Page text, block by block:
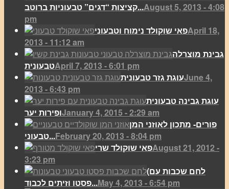
קציצות “דגים” טבעוניות ברוטב...August 5, 2013 - 4:08
pm
פאי שוקולד נימוח וטבעוניApril 18,
2013 - 11:12 am
גבינת מוצרלה
טבעוניתApril 7, 2013 - 6:01 pm
עוגת גזר טבעוניתJune 4,
2013 - 6:43 pm
עוגת גבינה טבעונית
ופירות יערJanuary 4, 2015 - 2:29 am
פורים- מתכון לאוזני המן
טבעוני...February 20, 2013 - 8:04 pm
פאי שוקולד שריAugust 21, 2012 -
3:23 pm
(לחם שכבות עם
פסטו וזיתים לכבוד...May 4, 2013 - 6:54 pm